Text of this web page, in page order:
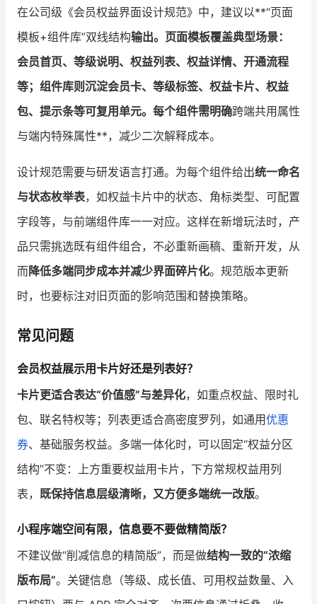
在公司级《会员权益界面设计规范》中，建议以**“页面
模板+组件库”双线结构输出。页面模板覆盖典型场景：
会员首页、等级说明、权益列表、权益详情、开通流程
等；组件库则沉淀会员卡、等级标签、权益卡片、权益
包、提示条等可复用单元。每个组件需明确跨端共用属性
与端内特殊属性**，减少二次解释成本。
设计规范需要与研发语言打通。为每个组件给出统一命名
与状态枚举表，如权益卡片中的状态、角标类型、可配置
字段等，与前端组件库一一对应。这样在新增玩法时，产
品只需挑选既有组件组合，不必重新画稿、重新开发，从
而降低多端同步成本并减少界面碎片化。规范版本更新
时，也要标注对旧页面的影响范围和替换策略。
常见问题
会员权益展示用卡片好还是列表好？
卡片更适合表达“价值感”与差异化，如重点权益、限时礼
包、联名特权等；列表更适合高密度罗列，如通用优惠
券、基础服务权益。多端一体化时，可以固定“权益分区
结构”不变：上方重要权益用卡片，下方常规权益用列
表， 既保持信息层级清晰，又方便多端统一改版。
小程序端空间有限，信息要不要做精简版？
不建议做“削减信息的精简版”，而是做结构一致的“浓缩
版布局”。关键信息（等级、成长值、可用权益数量、入